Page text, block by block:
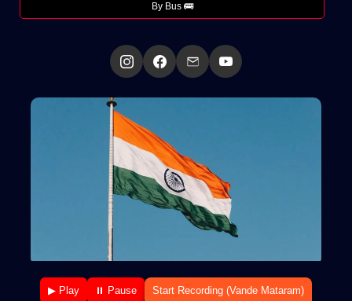
By Bus 🚌
▶ Play ⏸ Pause Start Recording (Vande Mataram)